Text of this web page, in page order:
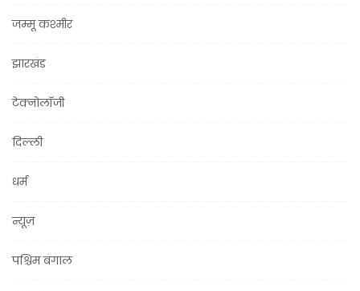
जम्मू कश्मीर
झारखंड
टेक्नोलॉजी
दिल्ली
धर्म
न्यूज़
पश्चिम बंगाल